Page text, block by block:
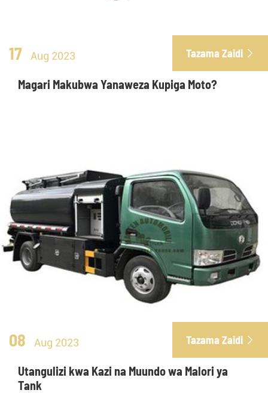
17 Aug 2023 Tazama Zaidi 
Magari Makubwa Yanaweza Kupiga Moto?
08 Aug 2023 Tazama Zaidi 
Utangulizi kwa Kazi na Muundo wa Malori ya
Tank